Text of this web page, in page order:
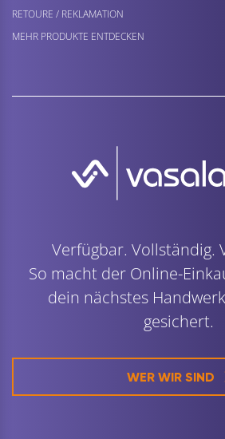
RETOURE / REKLAMATION
MEHR PRODUKTE ENTDECKEN
Verfügbar. Vollständig.
So macht der Online-
dein nächstes
gesichert.
WER WIR SIND